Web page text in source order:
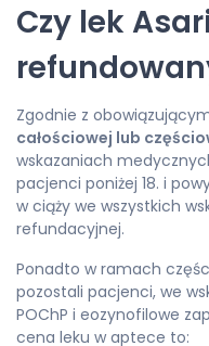
Czy lek
Zgodnie z
całościowej lub
wskazaniach
pacjenci poniżej 18. i
w ciąży we wszystkich
refundacyjnej.
Ponadto w ramach
pozostali pacjenci, we
POChP i eozynofilowe
cena leku w aptece to: